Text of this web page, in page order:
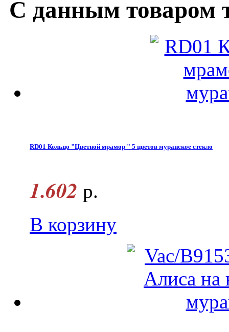
С данным товаром
RD01 Кольцо "Цветной мрамор " 5 цветов муранское стекло
1.602 р.
В корзину